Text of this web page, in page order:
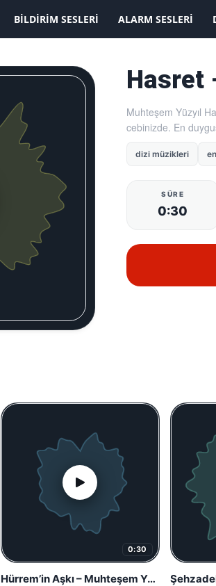
KAYDOLMAK
BILDIRIM SESLERI ALARM SESLERI
Hasret
Muhteşem Yüzyıl
cebinizde. En
dizi müzikleri
SÜRE
0:30
0:30
Hürrem’in Aşkı – Muhteşem Yüzyıl